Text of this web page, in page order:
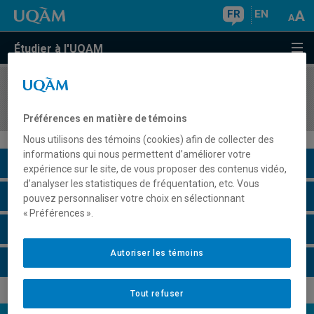
FR EN
Étudier à l'UQAM
COURS//
Description du cours
Horaire - Été 2026
Préférences en matière de témoins
Nous utilisons des témoins (cookies) afin de collecter des
informations qui nous permettent d’améliorer votre
expérience sur le site, de vous proposer des contenus vidéo,
d’analyser les statistiques de fréquentation, etc. Vous
pouvez personnaliser votre choix en sélectionnant
« Préférences ».
Tout refuser
Autoriser les témoins